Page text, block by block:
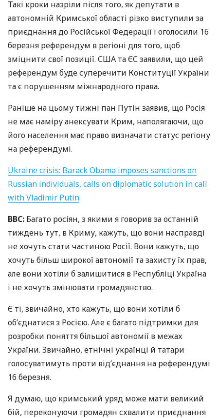
Такі кроки назріли після того, як депутати в
автономній Кримської області різко виступили за
приєднання до Російської Федерації і оголосили 16
березня референдум в регіоні для того, щоб
зміцнити свої позиції. США та ЄС заявили, що цей
референдум буде суперечити Конституції України
та є порушенням міжнародного права.
Раніше на цьому тижні пан Путін заявив, що Росія
не має наміру анексувати Крим, наполягаючи, що
його населення має право визначати статус регіону
на референдумі.
Ukraine crisis: Barack Obama imposes sanctions on
Russian individuals, calls on diplomatic solution in call
with Vladimir Putin
BBC: Багато росіян, з якими я говорив за останній
тиждень тут, в Криму, кажуть, що вони насправді
не хочуть стати частиною Росії. Вони кажуть, що
хочуть більш широкої автономії та захисту їх прав,
але вони хотіли б залишитися в Республіці Україна
і не хочуть змінювати громадянство.
Є ті, звичайно, хто кажуть, що вони хотіли б
об’єднатися з Росією. Але є багато підтримки для
розробки поняття більшої автономії в межах
України. Звичайно, етнічні українці й татари
голосуватимуть проти від’єднання на референдумі
16 березня.
Я думаю, що кримський уряд може мати великий
бій, переконуючи громадян схвалити приєднання